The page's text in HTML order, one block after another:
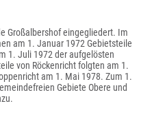
Großalbershof eingegliedert. Im
am 1. Januar 1972 Gebietsteile
1. Juli 1972 der aufgelösten
von Röckenricht folgten am 1.
am 1. Mai 1978. Zum 1.
Gebiete Obere und